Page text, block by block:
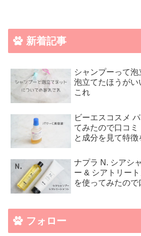
新着記事
シャンプーって
泡立てたほうが
これ
ビーエスコスメ
てみたので口コ
と成分を見て特徴
ナプラ N. シアシ
ー & シアトリー
を使ってみたので
フォロー